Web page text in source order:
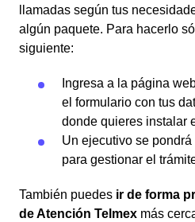
llamadas según tus
algún paquete. Para hacerlo
siguiente:
Ingresa a la página
el formulario con tus
donde quieres instalar
Un ejecutivo se
para gestionar el
También puedes ir de forma
de Atención Telmex más